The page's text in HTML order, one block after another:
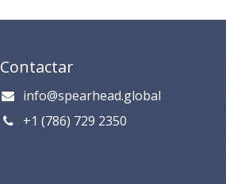
Contactar
info@spearhead.global
​​​​​​​​​​​+1 (786) 729 235​0​